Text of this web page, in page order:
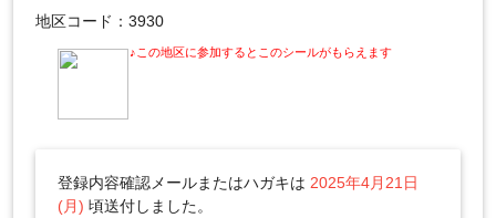
地区コード：3930
♪この地区に参加するとこのシールがもらえます
登録内容確認メールまたはハガキは 2025年4月21日
(月) 頃送付しました。